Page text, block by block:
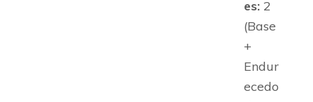
es:2
(Base
+
Endur
ecedo